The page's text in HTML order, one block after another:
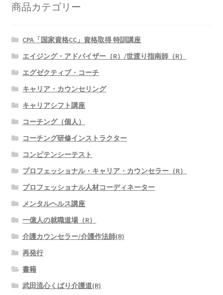
商品カテゴリー
CPA「国家資格CC」資格取得 特訓講座
エイジング・アドバイザー（R）/世渡り指南師（R）
エグゼクティブ・コーチ
キャリア・カウンセリング
キャリアシフト講座
コーチング（個人）
コーチング研修インストラクター
コンピテンシーテスト
プロフェッショナル・キャリア・カウンセラー（R）
プロフェッショナル人材コーディネーター
メンタルヘルス講座
一億人の就職道場（R）
介護カウンセラー/介護作法師(R)
再発行
書籍
武田流心くばり介護道(R)